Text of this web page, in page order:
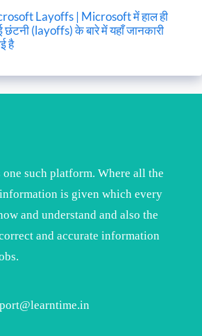
Layoffs | Microsoft में हाल ही
छंटनी (layoffs) के बारे में यहाँ जानकारी
है
such platform. Where all the
is given which every
and understand and also the
and accurate information